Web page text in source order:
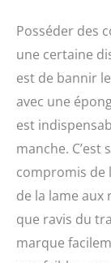
Posséder des
une certaine
est de bannir
avec une
est
manche.
compromis de
de la lame aux
que ravis du
marque